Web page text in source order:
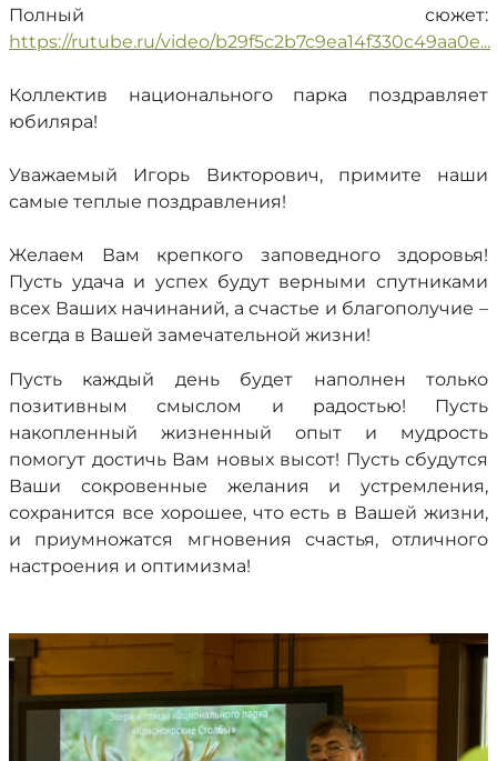
Полный сюжет:
https://rutube.ru/video/b29f5c2b7c9ea14f330c49aa0e...
Коллектив национального парка поздравляет
юбиляра!
Уважаемый Игорь Викторович, примите наши
самые теплые поздравления!
Желаем Вам крепкого заповедного здоровья!
Пусть удача и успех будут верными спутниками
всех Ваших начинаний, а счастье и благополучие –
всегда в Вашей замечательной жизни!
Пусть каждый день будет наполнен только
позитивным смыслом и радостью! Пусть
накопленный жизненный опыт и мудрость
помогут достичь Вам новых высот! Пусть сбудутся
Ваши сокровенные желания и устремления,
сохранится все хорошее, что есть в Вашей жизни,
и приумножатся мгновения счастья, отличного
настроения и оптимизма!